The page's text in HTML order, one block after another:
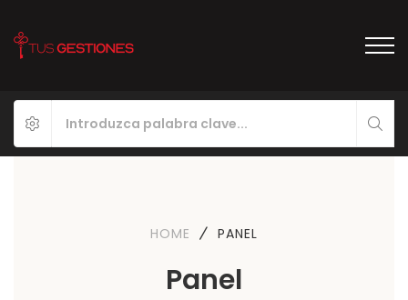
HOME PANEL
Panel